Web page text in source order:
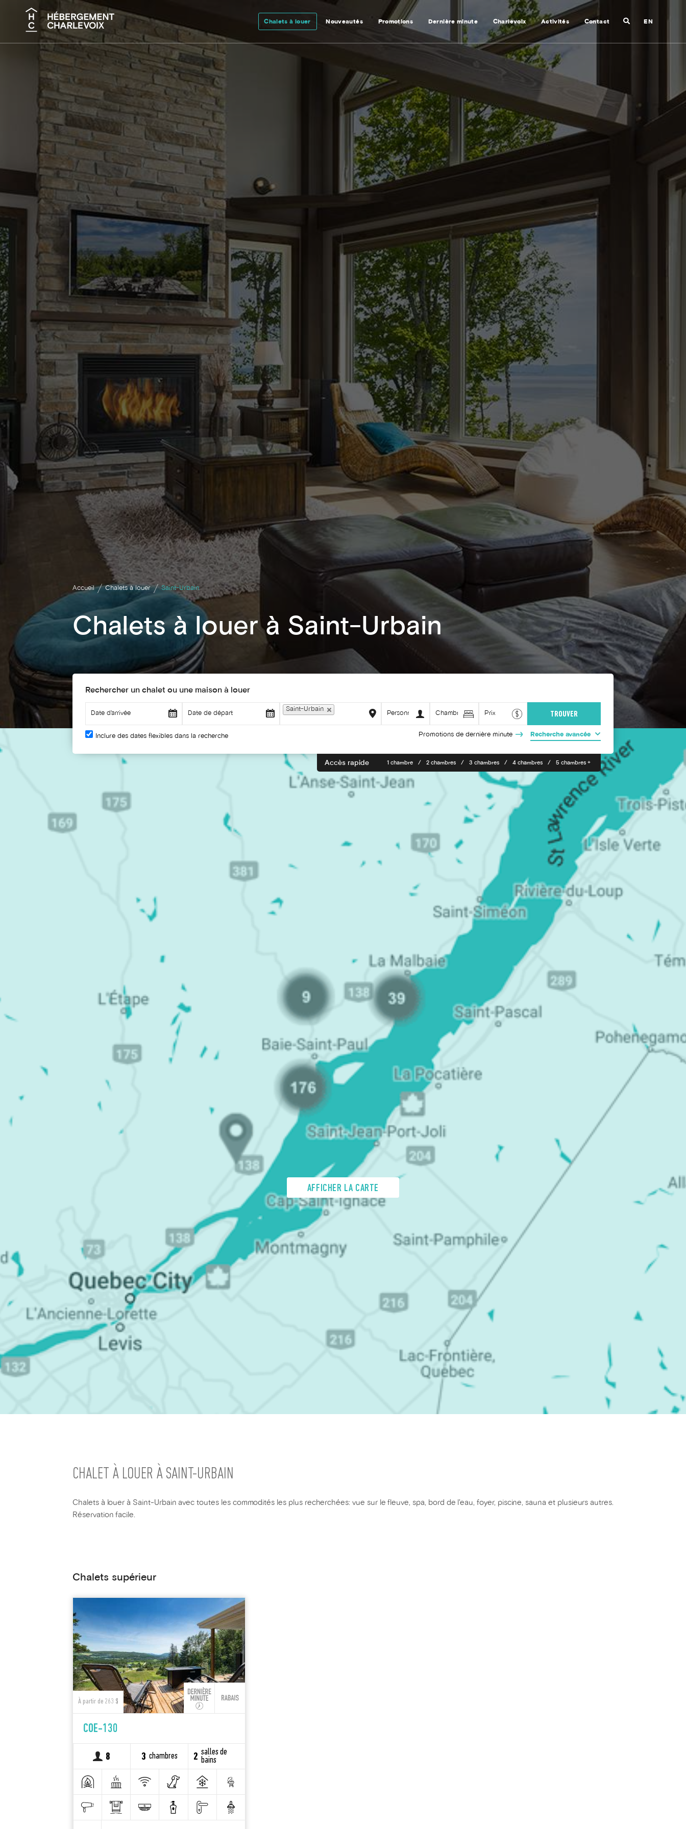
Chalets à louer Nouveautés Promotions Dernière minute Charlevoix Activités Contact Recherche
EN
Recherche
Accueil Chalets à louer Saint-Urbain
Chalets à louer à Saint-Urbain
Rechercher un chalet ou une maison à louer
Saint-Urbain
Inclure des dates flexibles dans la recherche Promotions de dernière minute Recherche avancée
Accès rapide 1 chambre 2 chambres 3 chambres 4 chambres 5 chambres +
AFFICHER LA CARTE
CHALET À LOUER À SAINT-URBAIN
Chalets à louer à Saint-Urbain avec toutes les commodités les plus recherchées: vue sur le fleuve, spa, bord de l'eau, foyer, piscine, sauna et plusieurs autres.
Réservation facile.
Chalets supérieur
À partir de 263 $
COE-130
8 3 chambres 2 salles de
bains